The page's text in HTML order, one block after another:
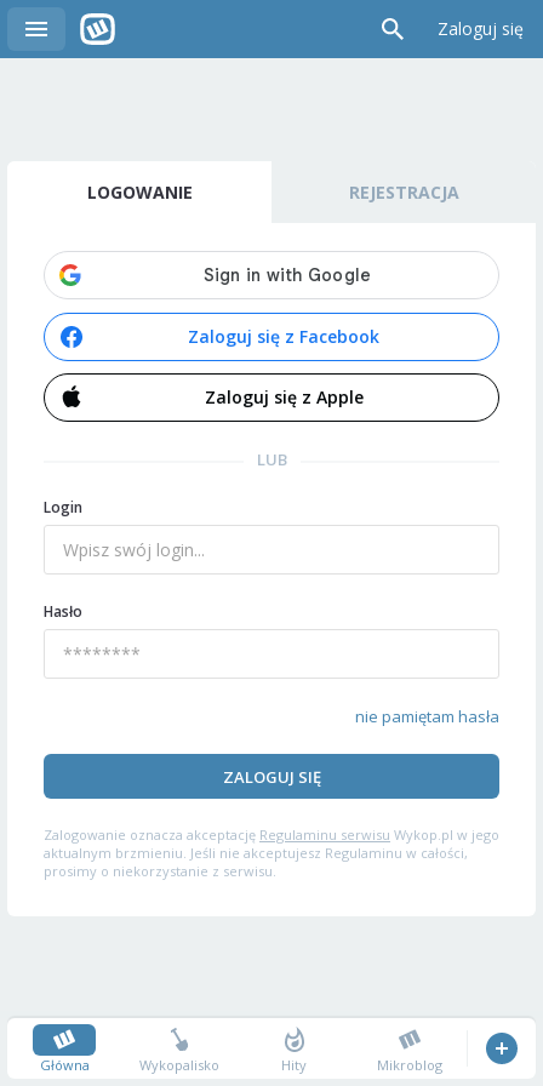
Zaloguj się
LOGOWANIE REJESTRACJA
Zaloguj się z Facebook
Zaloguj się z Apple
LUB
Login
Hasło
nie pamiętam hasła
ZALOGUJ SIĘ
Zalogowanie oznacza akceptację Regulaminu serwisu Wykop.pl w jego
aktualnym brzmieniu. Jeśli nie akceptujesz Regulaminu w całości,
prosimy o niekorzystanie z serwisu.
Główna Wykopalisko Hity Mikroblog